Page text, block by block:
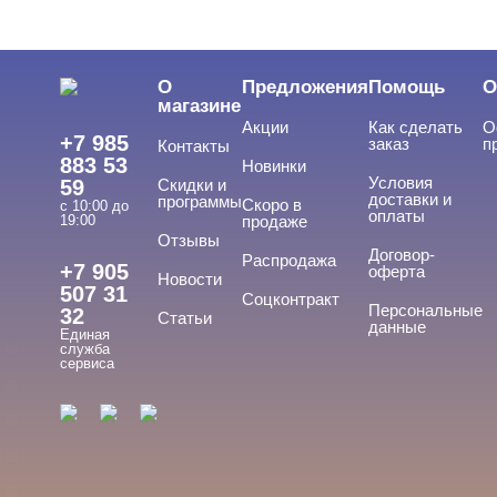
Cвернуть
База
База жесткая
+7 985
883 53
59
с 10:00 до
19:00
+7 905
507 31
32
Единая
служба
сервиса
О
магазине
Контакты
Скидки и
программы
Отзывы
Новости
Статьи
Предложения
Акции
Новинки
Скоро в
продаже
Распродажа
Соцконтракт
Помощь
Как сделать
заказ
Условия
доставки и
оплаты
Договор-
оферта
Персональные
данные